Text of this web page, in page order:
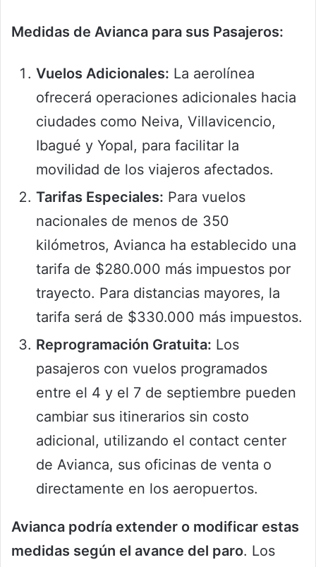
Medidas de Avianca para sus Pasajeros:
Vuelos Adicionales: La aerolínea
ofrecerá operaciones adicionales hacia
ciudades como Neiva, Villavicencio,
Ibagué y Yopal, para facilitar la
movilidad de los viajeros afectados.
Tarifas Especiales: Para vuelos
nacionales de menos de 350
kilómetros, Avianca ha establecido una
tarifa de $280.000 más impuestos por
trayecto. Para distancias mayores, la
tarifa será de $330.000 más impuestos.
Reprogramación Gratuita: Los
pasajeros con vuelos programados
entre el 4 y el 7 de septiembre pueden
cambiar sus itinerarios sin costo
adicional, utilizando el contact center
de Avianca, sus oficinas de venta o
directamente en los aeropuertos.
Avianca podría extender o modificar estas
medidas según el avance del paro. Los